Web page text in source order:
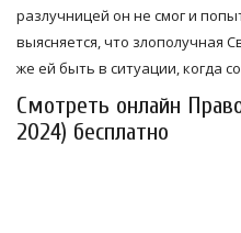
разлучницей он не смог и
выясняется, что злополучная
же ей быть в ситуации, когда
Смотреть онлайн
2024) бесплатно